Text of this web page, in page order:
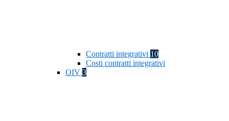
Contratti integrativi 10
Costi contratti integrativi
OIV 3